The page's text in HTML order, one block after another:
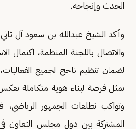
الحدث وإنجاحه.
وأكد الشيخ عبدالله بن سعود آل
والاتصال باللجنة المنظمة، اكتمال
لضمان تنظيم ناجح لجميع
تمثل فرصة لبناء هوية متكاملة
وتواكب تطلعات الجمهور الرياضي،
المشتركة بين دول مجلس التعاون